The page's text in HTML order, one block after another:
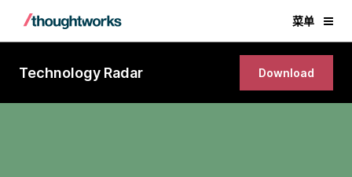
菜单
Technology Radar Download